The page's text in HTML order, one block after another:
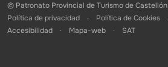
© Patronato Provincial de Turismo de Castellón
Política de privacidad
Política de Cookies
Accesibilidad
Mapa-web SAT